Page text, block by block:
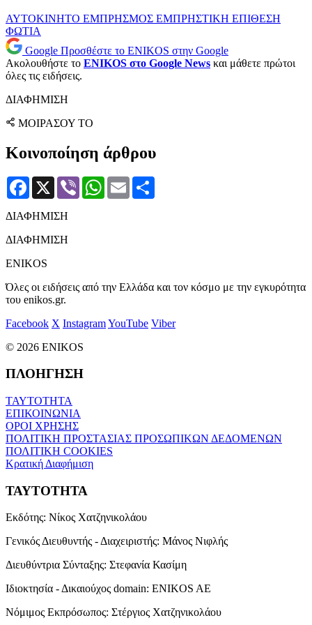
ΑΥΤΟΚΙΝΗΤΟ ΕΜΠΡΗΣΜΟΣ ΕΜΠΡΗΣΤΙΚΗ ΕΠΙΘΕΣΗ
ΦΩΤΙΑ
Google Προσθέστε το ENIKOS στην Google
Ακολουθήστε το ENIKOS στο Google News και μάθετε πρώτοι
όλες τις ειδήσεις.
ΔΙΑΦΗΜΙΣΗ
ΜΟΙΡΑΣΟΥ ΤΟ
Κοινοποίηση άρθρου
Facebook
X Viber WhatsApp
Email
ΔΙΑΦΗΜΙΣΗ
ΔΙΑΦΗΜΙΣΗ
ENIKOS
Όλες οι ειδήσεις από την Ελλάδα και τον κόσμο με την εγκυρότητα
του enikos.gr.
Facebook X InstagramYouTube Viber
© 2026 ENIKOS
ΠΛΟΗΓΗΣΗ
ΤΑΥΤΟΤΗΤΑ
ΕΠΙΚΟΙΝΩΝΙΑ
ΟΡΟΙ ΧΡΗΣΗΣ
ΠΟΛΙΤΙΚΗ ΠΡΟΣΤΑΣΙΑΣ ΠΡΟΣΩΠΙΚΩΝ ΔΕΔΟΜΕΝΩΝ
ΠΟΛΙΤΙΚΗ COOKIES
Κρατική Διαφήμιση
ΤΑΥΤΟΤΗΤΑ
Εκδότης: Νίκος Χατζηνικολάου
Γενικός Διευθυντής - Διαχειριστής: Μάνος Νιφλής
Διευθύντρια Σύνταξης: Στεφανία Κασίμη
Ιδιοκτησία - Δικαιούχος domain: ENIKOS AE
Νόμιμος Εκπρόσωπος: Στέργιος Χατζηνικολάου